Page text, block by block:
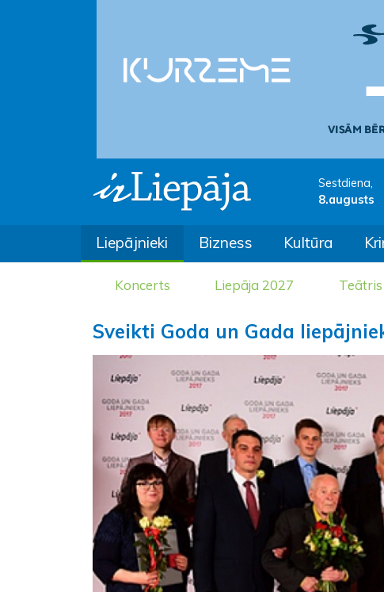
Sestdiena,
8.augusts
Liepājnieki Bizness Kultūra
Koncerts Liepāja 2027 Teātris
Sveikti Goda un Gada